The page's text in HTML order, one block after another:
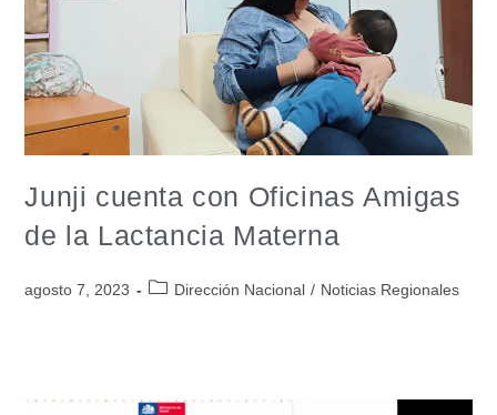
Junji cuenta con Oficinas Amigas
de la Lactancia Materna
agosto 7, 2023 Dirección Nacional / Noticias Regionales